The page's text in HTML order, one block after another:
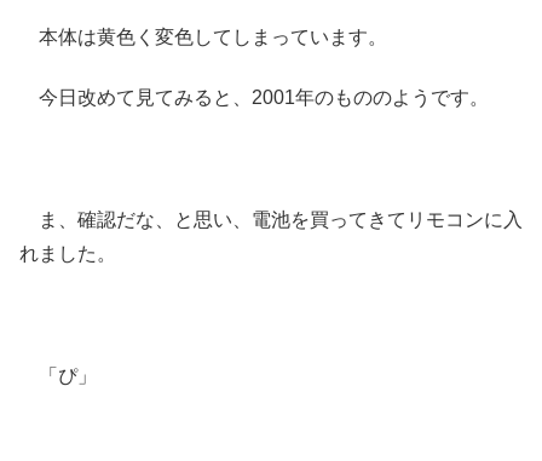
本体は黄色く変色してしまっています。
今日改めて見てみると、2001年のもののようです。
ま、確認だな、と思い、電池を買ってきてリモコンに入
れました。
「ぴ」